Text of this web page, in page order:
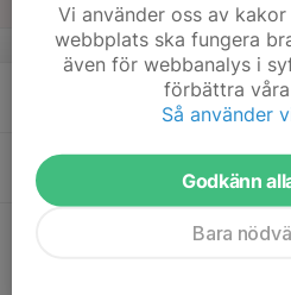
v.21
Tis
Jönköpings
Vi använder oss av
webbplats ska fungera
även för webbanalys i
förbättra
Så använder
Godkänn
Bara